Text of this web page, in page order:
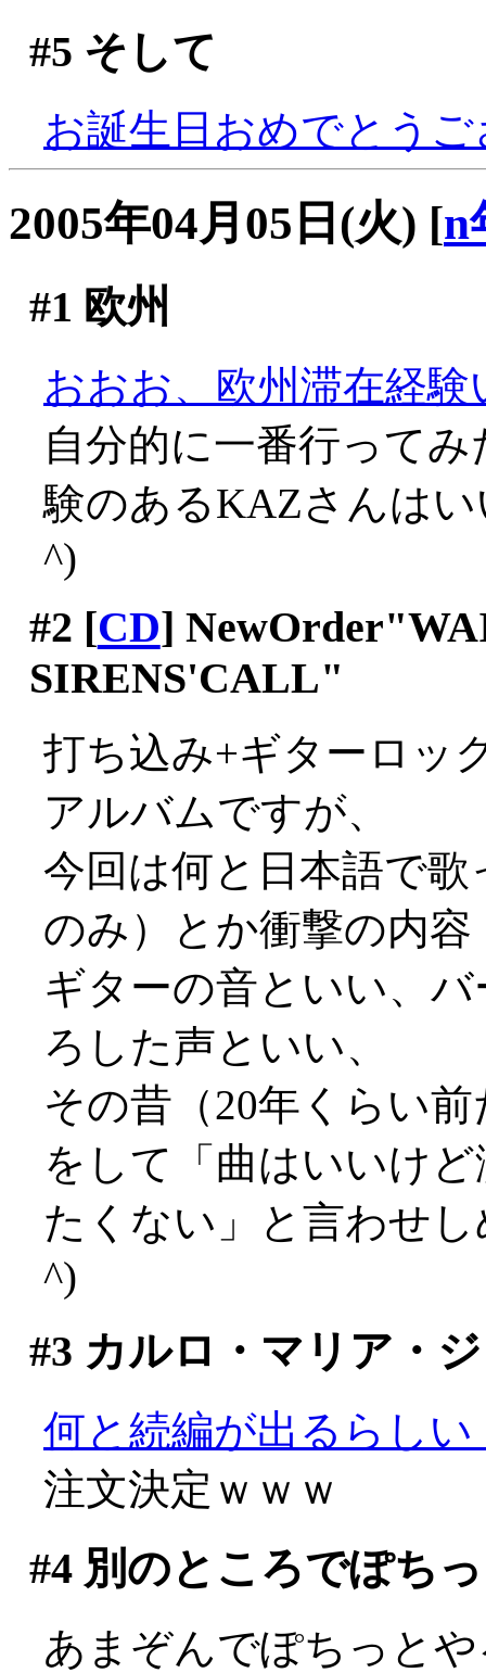
#5 そして
お誕生日おめでとう
2005年04月05日(火) [n
#1 欧州
おおお、欧州滞在経
自分的に一番行って
験のあるKAZさんは
^)
#2 [CD]
SIRENS'CALL"
打ち込み+ギターロッ
アルバムですが、
今回は何と日本語で
のみ）とか衝撃の内容
ギターの音といい、
ろした声といい、
その昔（20年くらい
をして「曲はいいけ
たくない」と言わせ
^)
#3 カルロ・マリア・
何と続編が出るらし
注文決定ｗｗｗ
#4別のところでぽち
あまぞんでぽちっと